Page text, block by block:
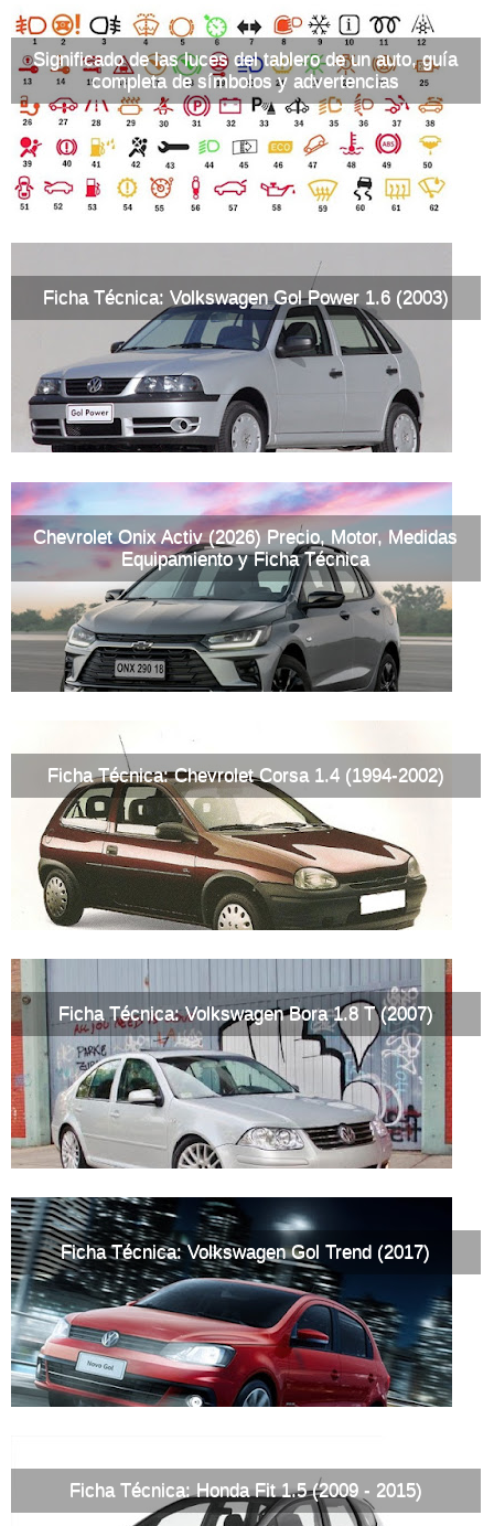
Significado de las luces del tablero de un auto, guía
completa de símbolos y advertencias
Ficha Técnica: Volkswagen Gol Power 1.6 (2003)
Chevrolet Onix Activ (2026) Precio, Motor, Medidas
Equipamiento y Ficha Técnica
Ficha Técnica: Chevrolet Corsa 1.4 (1994-2002)
Ficha Técnica: Volkswagen Bora 1.8 T (2007)
Ficha Técnica: Volkswagen Gol Trend (2017)
Ficha Técnica: Honda Fit 1.5 (2009 - 2015)